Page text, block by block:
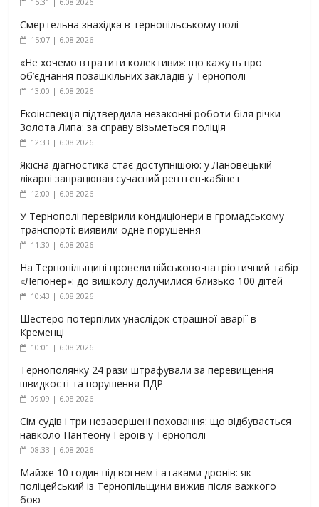
Смертельна знахідка в тернопільському полі
15:07 | 6.08.2026
«Не хочемо втратити колективи»: що кажуть про
об’єднання позашкільних закладів у Тернополі
13:00 | 6.08.2026
Екоінспекція підтвердила незаконні роботи біля річки
Золота Липа: за справу візьметься поліція
12:33 | 6.08.2026
Якісна діагностика стає доступнішою: у Лановецькій
лікарні запрацював сучасний рентген-кабінет
12:00 | 6.08.2026
У Тернополі перевірили кондиціонери в громадському
транспорті: виявили одне порушення
11:30 | 6.08.2026
На Тернопільщині провели військово-патріотичний табір
«Легіонер»: до вишколу долучилися близько 100 дітей
10:43 | 6.08.2026
Шестеро потерпілих унаслідок страшної аварії в
Кременці
10:01 | 6.08.2026
Тернополянку 24 рази штрафували за перевищення
швидкості та порушення ПДР
09:09 | 6.08.2026
Сім судів і три незавершені поховання: що відбувається
навколо Пантеону Героїв у Тернополі
08:33 | 6.08.2026
Майже 10 годин під вогнем і атаками дронів: як
поліцейський із Тернопільщини вижив після важкого
бою